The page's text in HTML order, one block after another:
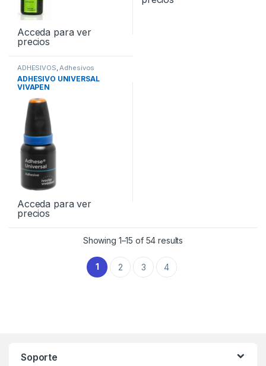
Acceda para ver
precios
ADHESIVOS Adhesivos
ADHESIVO UNIVERSAL
VIVAPEN
Acceda para ver
precios
Showing 1–15 of 54 results
1 2 3 4
Soporte